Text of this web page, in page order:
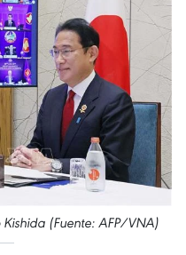
(Fuente: AFP/VNA)